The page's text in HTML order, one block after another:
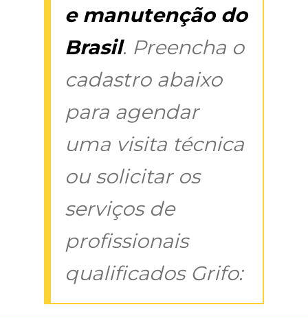
e manutenção do
Brasil. Preencha o
cadastro abaixo
para agendar
uma visita técnica
ou solicitar os
serviços de
profissionais
qualificados Grifo: